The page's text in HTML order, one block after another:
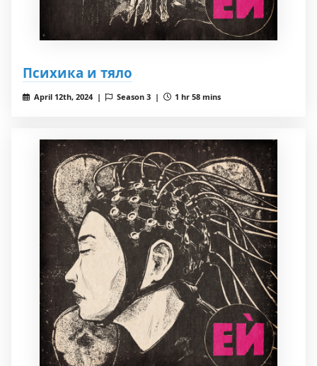
Психика и тяло
April 12th, 2024 | Season 3 | 1 hr 58 mins